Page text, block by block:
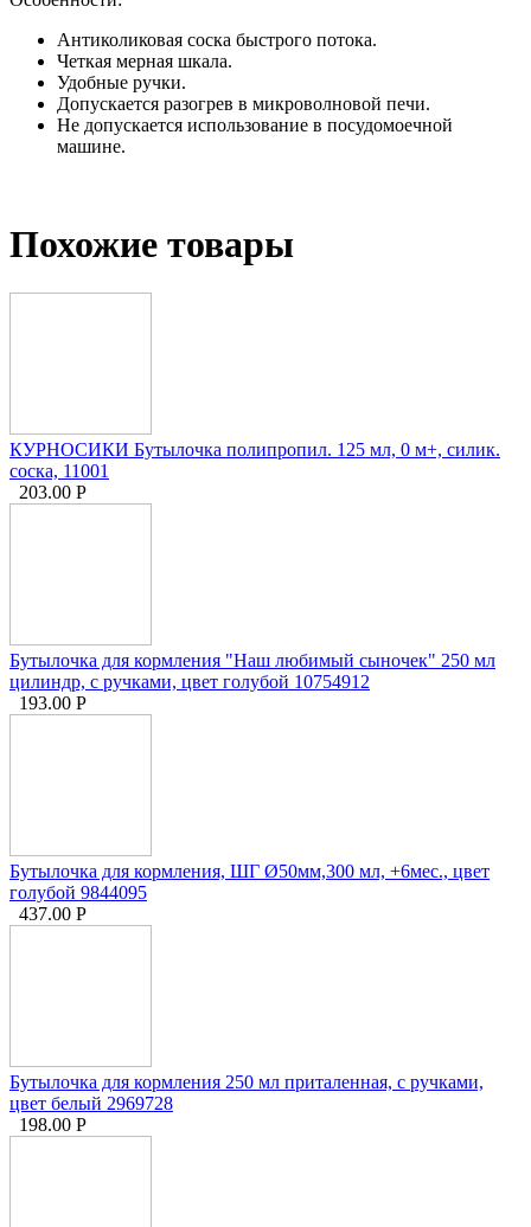
Антиколиковая соска быстрого потока.
Четкая мерная шкала.
Удобные ручки.
Допускается разогрев в микроволновой печи.
Не допускается использование в посудомоечной
машине.
Похожие товары
КУРНОСИКИ Бутылочка полипропил. 125 мл, 0 м+, силик.
соска, 11001
203.00 Р
Бутылочка для кормления "Наш любимый сыночек" 250 мл
цилиндр, с ручками, цвет голубой 10754912
193.00 Р
Бутылочка для кормления, ШГ Ø50мм,300 мл, +6мес., цвет
голубой 9844095
437.00 Р
Бутылочка для кормления 250 мл приталенная, с ручками,
цвет белый 2969728
198.00 Р